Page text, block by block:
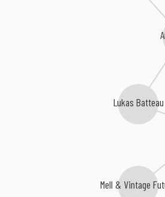
Mell & Vintage
Lukas Batteau